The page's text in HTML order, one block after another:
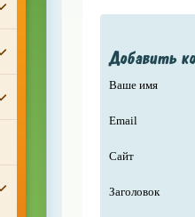
Добавить
Ваше имя
Email
Сайт
Заголовок